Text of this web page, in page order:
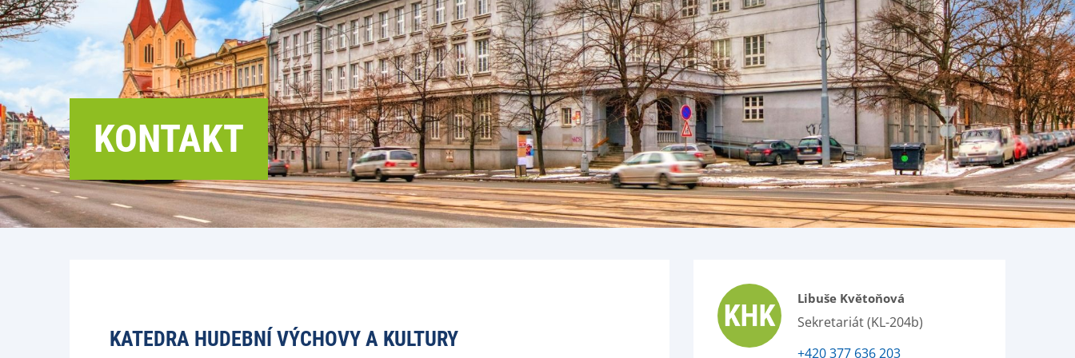
KONTAKT
KATEDRA HUDEBNÍ VÝCHOVY A KULTURY
Libuše Květoňová
Sekretariát (KL-204b)
+420 377 636 203